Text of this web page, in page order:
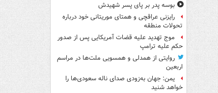
بوسه‌ پدر بر پای پسر شهیدش
رایزنی عراقچی و همتای موریتانی خود درباره
تحولات منطقه
موج تهدید علیه قضات آمریکایی پس از صدور
حکم علیه ترامپ
روایتی از همدلی و همسویی ملت‌ها در مراسم
اربعین
یمن: جهان به‌زودی صدای ناله سعودی‌ها را
خواهد شنید